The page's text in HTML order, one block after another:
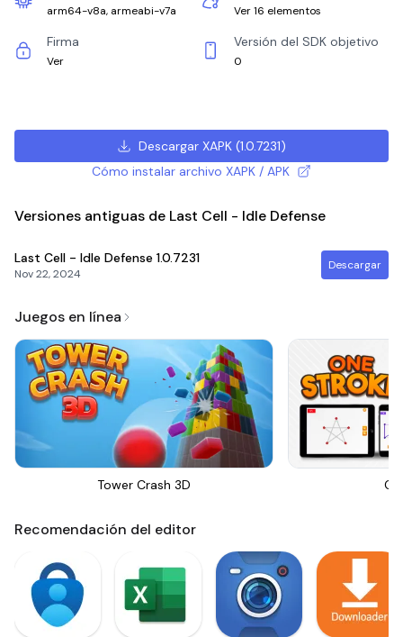
arm64-v8a, armeabi-v7a Ver 16 elementos
Firma
Ver
Versión del SDK objetivo
0
Descargar XAPK(1.0.7231)
Cómo instalar archivo XAPK / APK
Versiones antiguas de Last Cell - Idle Defense
Last Cell - Idle Defense 1.0.7231
Nov 22, 2024
Descargar
Juegos en línea
Tower Crash 3D
Recomendación del editor